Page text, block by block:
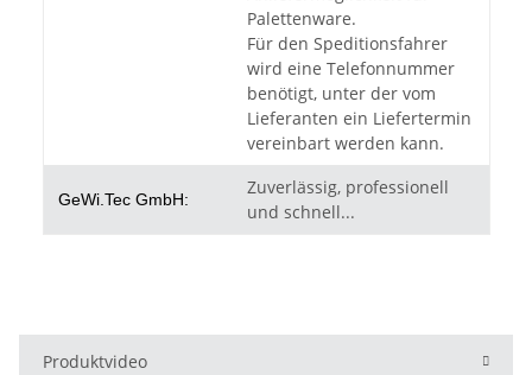
Palettenware.
Für den Speditionsfahrer
wird eine Telefonnummer
benötigt, unter der vom
Lieferanten ein Liefertermin
vereinbart werden kann.
GeWi.Tec GmbH:
Zuverlässig, professionell
und schnell...
Produktvideo